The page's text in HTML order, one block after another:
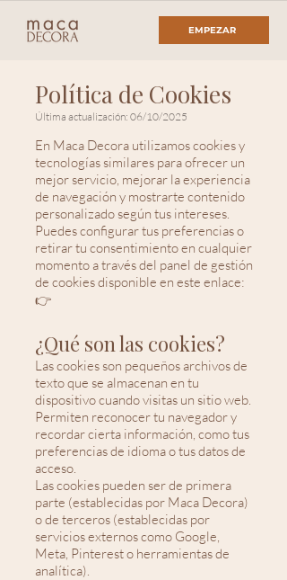
EMPEZAR
Política de Cookies
Última actualización: 06/10/2025
En Maca Decora utilizamos cookies y
tecnologías similares para ofrecer un
mejor servicio, mejorar la experiencia
de navegación y mostrarte contenido
personalizado según tus intereses.
Puedes configurar tus preferencias o
retirar tu consentimiento en cualquier
momento a través del panel de gestión
de cookies disponible en este enlace:
👉
¿Qué son las cookies?
Las cookies son pequeños archivos de
texto que se almacenan en tu
dispositivo cuando visitas un sitio web.
Permiten reconocer tu navegador y
recordar cierta información, como tus
preferencias de idioma o tus datos de
acceso.
Las cookies pueden ser de primera
parte (establecidas por Maca Decora)
o de terceros (establecidas por
servicios externos como Google,
Meta, Pinterest o herramientas de
analítica).